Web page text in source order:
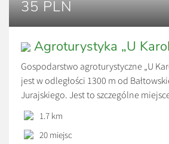
35 PLN
Agroturystyka „U
Gospodarstwo agroturystyczne „U
jest w odległości 1300 m od
Jurajskiego. Jest to szczególne
pragnących spędzić wolny czas
Znajduje się ono w pobliżu lasu, w
okolicy, która zachęca do
1.7 km
20 miejsc